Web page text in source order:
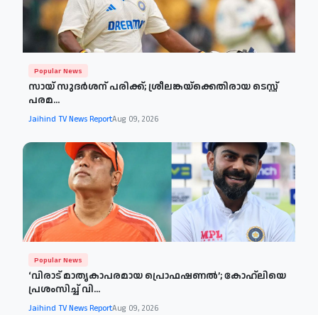
Popular News
സായ് സുദർശന് പരിക്ക്; ശ്രീലങ്കയ്‌ക്കെതിരായ ടെസ്റ്റ്
പരമ...
Jaihind TV News ReportAug 09, 2026
Popular News
‘വിരാട് മാതൃകാപരമായ പ്രൊഫഷണൽ’; കോഹ്‍ലിയെ
പ്രശംസിച്ച് വി...
Jaihind TV News ReportAug 09, 2026